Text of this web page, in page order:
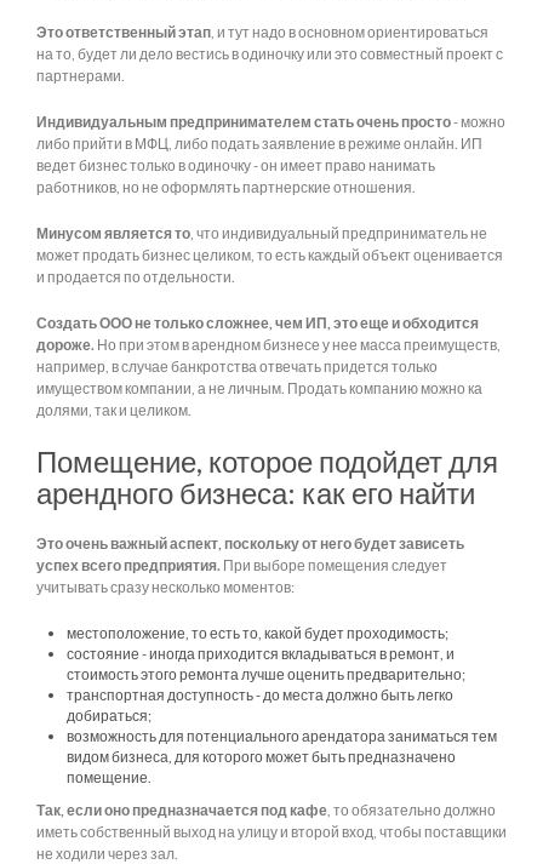
Это ответственный этап, и тут надо в основном ориентироваться
на то, будет ли дело вестись в одиночку или это совместный проект с
партнерами.
Индивидуальным предпринимателем стать очень просто- можно
либо прийти в МФЦ, либо подать заявление в режиме онлайн. ИП
ведет бизнес только в одиночку - он имеет право нанимать
работников, но не оформлять партнерские отношения.
Минусом является то, что индивидуальный предприниматель не
может продать бизнес целиком, то есть каждый объект оценивается
и продается по отдельности.
Создать ООО не только сложнее, чем ИП, это еще и обходится
дороже. Но при этом в арендном бизнесе у нее масса преимуществ,
например, в случае банкротства отвечать придется только
имуществом компании, а не личным. Продать компанию можно ка
долями, так и целиком.
Помещение, которое подойдет для
арендного бизнеса: как его найти
Это очень важный аспект, поскольку от него будет зависеть
успех всего предприятия. При выборе помещения следует
учитывать сразу несколько моментов:
местоположение, то есть то, какой будет проходимость;
состояние - иногда приходится вкладываться в ремонт, и
стоимость этого ремонта лучше оценить предварительно;
транспортная доступность - до места должно быть легко
добираться;
возможность для потенциального арендатора заниматься тем
видом бизнеса, для которого может быть предназначено
помещение.
Так, если оно предназначается под кафе, то обязательно должно
иметь собственный выход на улицу и второй вход, чтобы поставщики
не ходили через зал.